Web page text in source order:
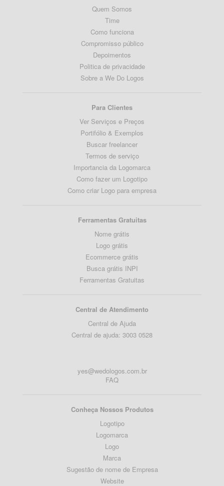
Quem Somos
Time
Como funciona
Compromisso público
Depoimentos
Politica de privacidade
Sobre a We Do Logos
Para Clientes
Ver Serviços e Preços
Portifólio & Exemplos
Buscar freelancer
Termos de serviço
Importancia da Logomarca
Como fazer um Logotipo
Como criar Logo para empresa
Ferramentas Gratuitas
Nome grátis
Logo grátis
Ecommerce grátis
Busca grátis INPI
Ferramentas Gratuitas
Central de Atendimento
Central de Ajuda
Central de ajuda: 3003 0528
yes@wedologos.com.br
FAQ
Conheça Nossos Produtos
Logotipo
Logomarca
Logo
Marca
Sugestão de nome de Empresa
Website